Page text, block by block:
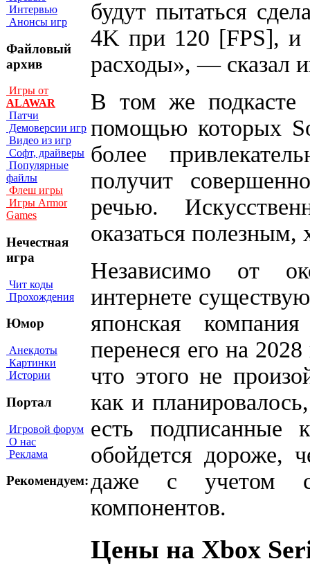
Интервью
Анонсы игр
Файловый
архив
Игры от
ALAWAR
Патчи
Демоверсии игр
Видео из игр
Софт, драйверы
Популярные
файлы
Флеш игры
Игры Armor
Games
Нечестная
игра
Чит коды
Прохождения
Юмор
Анекдоты
Картинки
Истории
Портал
Игровой форум
О нас
Реклама
Рекомендуем:
будут пытаться
4K при 120 [FPS], и
расходы», — сказал
В том же подкасте
помощью которых
более
получит
речью.
оказаться полезным,
Независимо от
интернете
японская
перенеся его на
что этого не
как и
есть подписанные
обойдется дороже,
даже с учетом
компонентов.
Цены на Xbox